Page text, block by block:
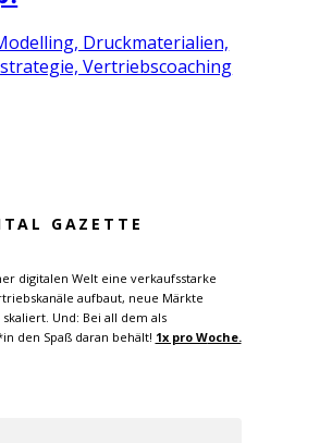
Druckmaterialien,
Vertriebscoaching
GAZETTE
digitalen Welt eine verkaufsstarke
aufbaut, neue Märkte
Und: Bei all dem als
den Spaß daran behält! 1x pro Woche.